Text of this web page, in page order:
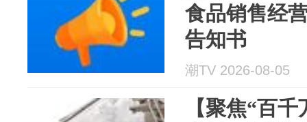
食品销售经
告知书
潮TV 2026-08-05
【聚焦“百